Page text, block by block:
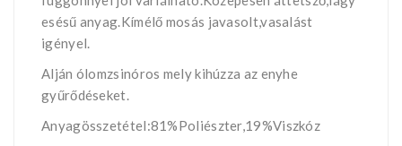
esésű anyag.Kímélő mosás javasolt,vasalást
igényel.
Alján ólomzsinóros mely kihúzza az enyhe
gyűrődéseket.
Anyagösszetétel:81%Poliészter,19%Viszkóz